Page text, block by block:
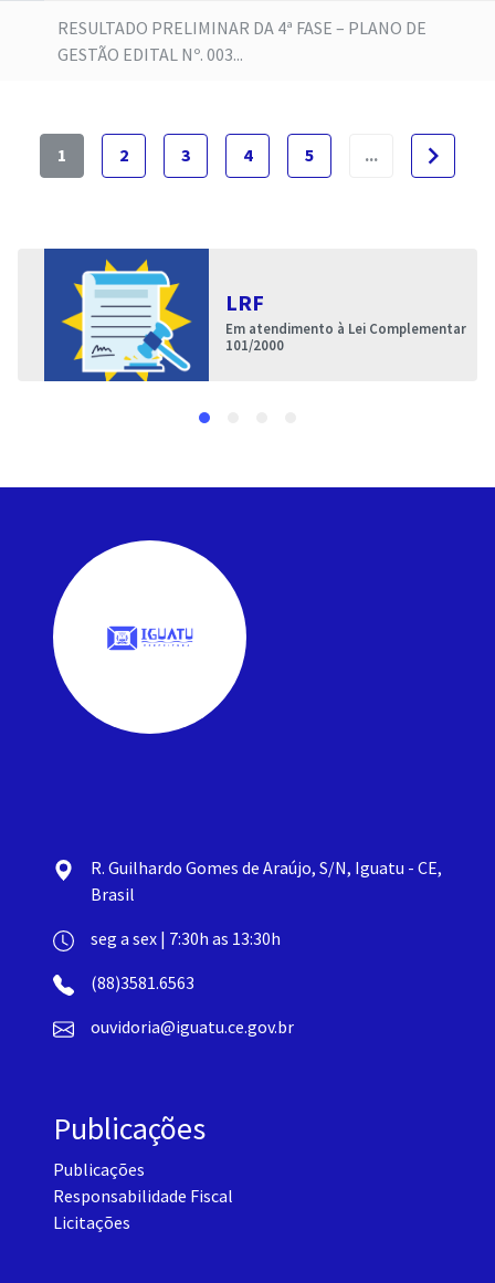
RESULTADO PRELIMINAR DA 4ª FASE – PLANO DE
GESTÃO EDITAL Nº. 003...
1 2 3 4 5 ... navigate_next
LRF
Em atendimento à Lei Complementar
101/2000
R. Guilhardo Gomes de Araújo, S/N, Iguatu - CE,
Brasil
seg a sex | 7:30h as 13:30h
(88)3581.6563
ouvidoria@iguatu.ce.gov.br
Publicações
Publicações
Responsabilidade Fiscal
Licitações